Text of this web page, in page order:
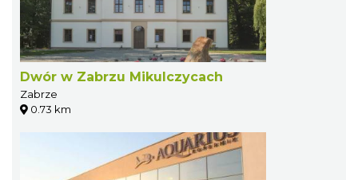
Dwór w Zabrzu Mikulczycach
Zabrze
0.73 km